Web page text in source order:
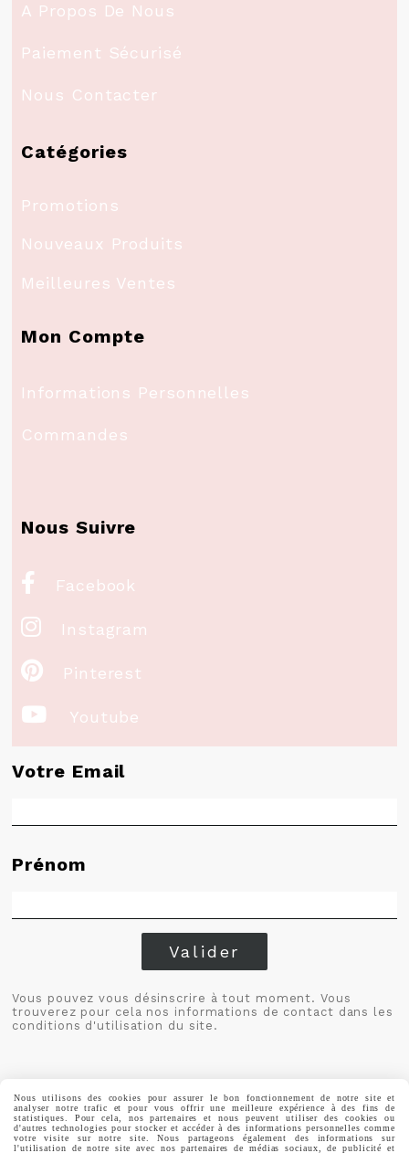
A Propos De Nous
Paiement Sécurisé
Nous Contacter
Catégories
Promotions
Nouveaux Produits
Meilleures Ventes
Mon Compte
Informations Personnelles
Commandes
Nous Suivre
 Facebook
 Instagram
 Pinterest
 Youtube
Votre Email
Prénom
Valider
Vous pouvez vous désinscrire à tout moment. Vous
trouverez pour cela nos informations de contact dans les
conditions d'utilisation du site.
MENTIONS LÉGALES
CONDITIONS GÉNÉRALES DE VENTE
POLITIQUE DE CONFIDENTIALITÉ
GESTION COOKIES MON COMPTE
Nous utilisons des cookies pour assurer le bon fonctionnement de notre site et
analyser notre trafic et pour vous offrir une meilleure expérience à des fins de
statistiques. Pour cela, nos partenaires et nous peuvent utiliser des cookies ou
d'autres technologies pour stocker et accéder à des informations personnelles comme
votre visite sur notre site. Nous partageons également des informations sur
l'utilisation de notre site avec nos partenaires de médias sociaux, de publicité et